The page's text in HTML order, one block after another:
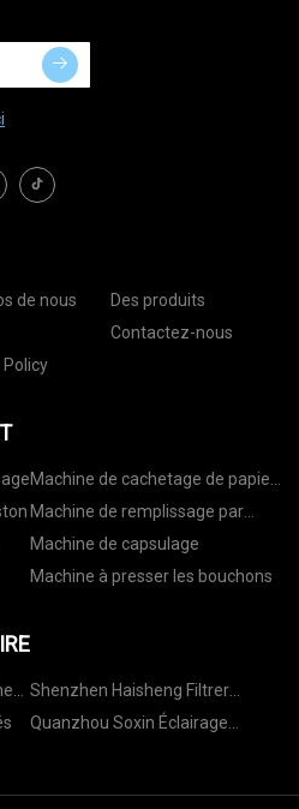
de nous
Des produits
Contactez-nous
Machine de cachetage de papier
d'aluminium
Machine de remplissage par
gravité
Machine de capsulage
Machine à presser les bouchons
Shenzhen Haisheng Filtrer
Matériaux Cie, Ltd.
Quanzhou Soxin Éclairage